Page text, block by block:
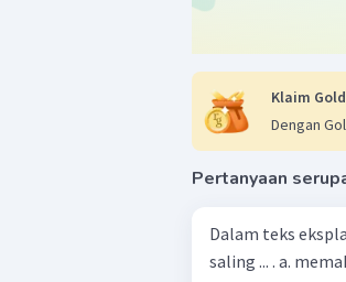
cerpen
ceritanya
Beri
Klaim
Dengan
Pertanyaan
Dalam teks
saling ... . a.